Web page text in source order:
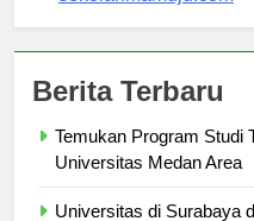
Temukan Program Studi